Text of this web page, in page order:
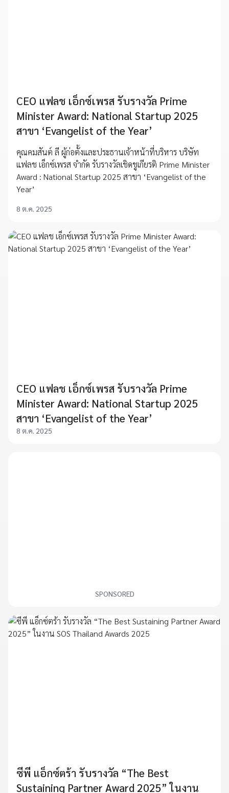
CEO แฟลช เอ็กซ์เพรส รับรางวัล Prime
Minister Award: National Startup 2025
สาขา ‘Evangelist of the Year’
คุณคมสันต์ ลี ผู้ก่อตั้งและประธานเจ้าหน้าที่บริหาร บริษัท
แฟลช เอ็กซ์เพรส จำกัด รับรางวัลเชิดชูเกียรติ Prime Minister
Award : National Startup 2025 สาขา ‘Evangelist of the
Year’
8 ต.ค. 2025
CEO แฟลช เอ็กซ์เพรส รับรางวัล Prime
Minister Award: National Startup 2025
สาขา ‘Evangelist of the Year’
8 ต.ค. 2025
SPONSORED
ซีพี แอ็กซ์ตร้า รับรางวัล “The Best
Sustaining Partner Award 2025” ในงาน